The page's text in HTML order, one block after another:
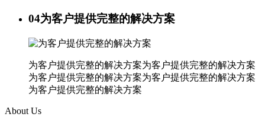
04为客户提供完整的解决方案
为客户提供完整的解决方案为客户提供完整的解决方案
为客户提供完整的解决方案为客户提供完整的解决方案
为客户提供完整的解决方案
About Us